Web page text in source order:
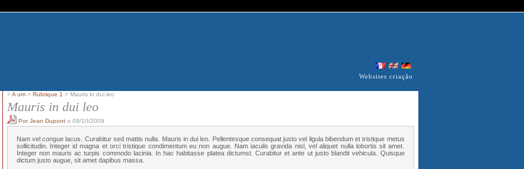
Websites criação
>A um> Rubrique 1 > Mauris in dui leo
Mauris in dui leo
Por Jean Duponto 09/10/2009
Nam vel congue lacus. Curabitur sed mattis nulla. Mauris in dui leo. Pellentesque consequat justo vel ligula bibendum et tristique metus
sollicitudin. Integer id magna et orci tristique condimentum eu non augue. Nam iaculis gravida nisl, vel aliquet nulla lobortis sit amet.
Integer non mauris ac turpis commodo lacinia. In hac habitasse platea dictumst. Curabitur et ante ut justo blandit vehicula. Quisque
dictum justo augue, sit amet dapibus massa.